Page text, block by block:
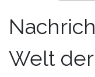
Welt